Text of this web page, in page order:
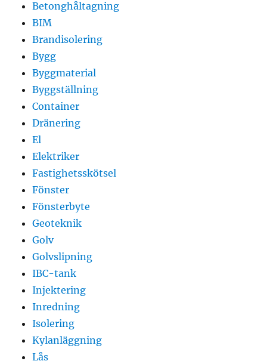
Betonghåltagning
BIM
Brandisolering
Bygg
Byggmaterial
Byggställning
Container
Dränering
El
Elektriker
Fastighetsskötsel
Fönster
Fönsterbyte
Geoteknik
Golv
Golvslipning
IBC-tank
Injektering
Inredning
Isolering
Kylanläggning
Lås